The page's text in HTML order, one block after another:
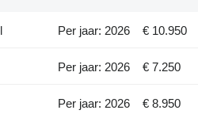
Per jaar: 2026 € 10.950
Per jaar: 2026 € 7.250
Per jaar: 2026 € 8.950